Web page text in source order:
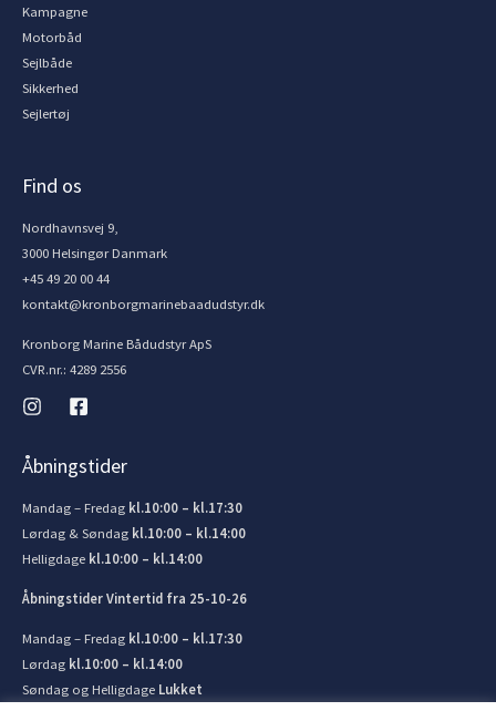
Kampagne
Motorbåd
Sejlbåde
Sikkerhed
Sejlertøj
Find os
Nordhavnsvej 9,
3000 Helsingør Danmark
+45 49 20 00 44
kontakt@kronborgmarinebaadudstyr.dk
Kronborg Marine Bådudstyr ApS
CVR.nr.: 4289 2556
Åbningstider
Mandag – Fredag kl.10:00 – kl.17:30
Lørdag & Søndag kl.10:00 – kl.14:00
Helligdage kl.10:00 – kl.14:00
Åbningstider Vintertid fra 25-10-26
Mandag – Fredag kl.10:00 – kl.17:30
Lørdag kl.10:00 – kl.14:00
Søndag og Helligdage Lukket